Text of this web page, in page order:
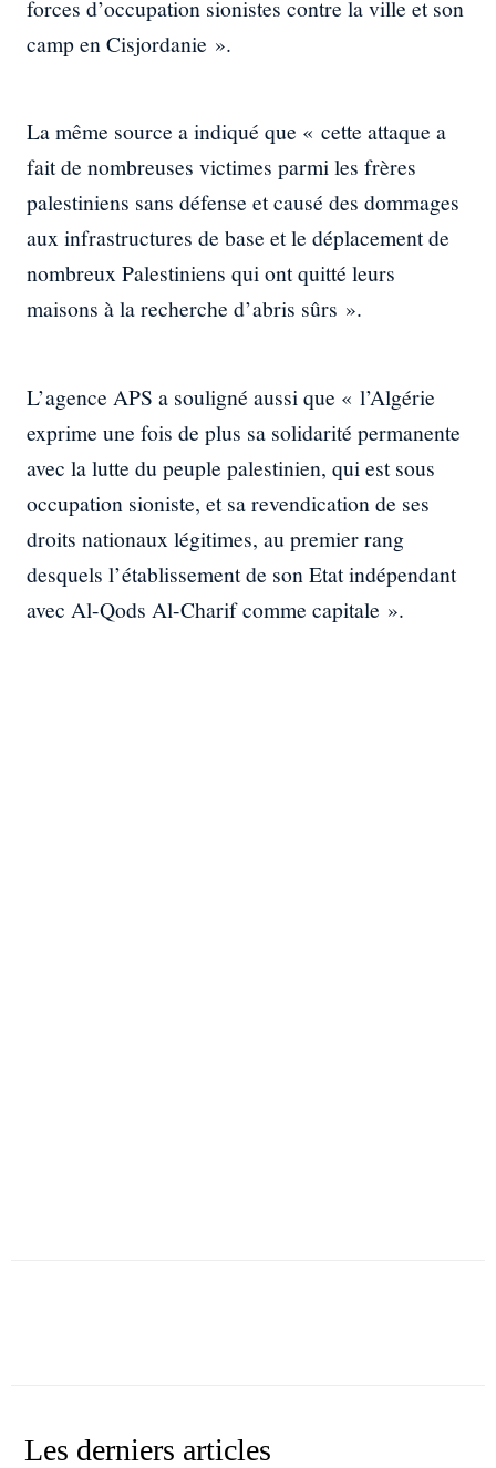
forces d’occupation sionistes contre la ville et son
camp en Cisjordanie ».
La même source a indiqué que « cette attaque a
fait de nombreuses victimes parmi les frères
palestiniens sans défense et causé des dommages
aux infrastructures de base et le déplacement de
nombreux Palestiniens qui ont quitté leurs
maisons à la recherche d’abris sûrs ».
L’agence APS a souligné aussi que « l’Algérie
exprime une fois de plus sa solidarité permanente
avec la lutte du peuple palestinien, qui est sous
occupation sioniste, et sa revendication de ses
droits nationaux légitimes, au premier rang
desquels l’établissement de son Etat indépendant
avec Al-Qods Al-Charif comme capitale ».
Les derniers articles